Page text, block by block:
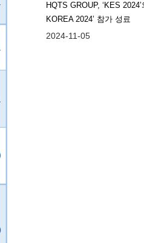
HQTS GROUP, ‘KES 2024’
KOREA 2024’ 참가 성료
2024-11-05